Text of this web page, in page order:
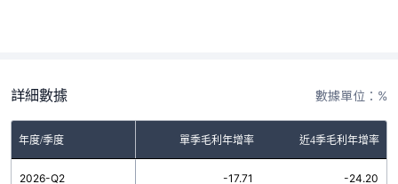
詳細數據 數據單位：%
年度/季度 單季毛利年增率 近4季毛利年增率
2026-Q2 -17.71 -24.20